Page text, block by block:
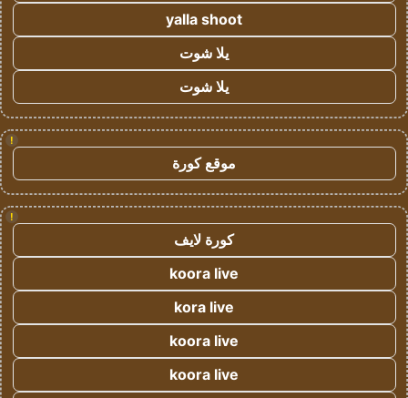
yalla shoot
يلا شوت
يلا شوت
!
موقع كورة
!
كورة لايف
koora live
kora live
koora live
koora live